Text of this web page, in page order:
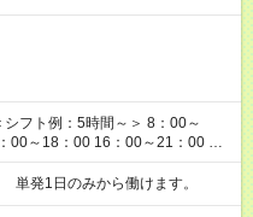
フト例：5時間～＞ 8：00～
00～18：00 16：00～21：00 ＜
～19：00 ・13：00～22：00 ・
希望をお聞かせください！
単発1日のみから働けます。